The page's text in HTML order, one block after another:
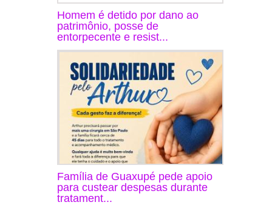
Homem é detido por dano ao
patrimônio, posse de
entorpecente e resist...
Família de Guaxupé pede apoio
para custear despesas durante
tratament...